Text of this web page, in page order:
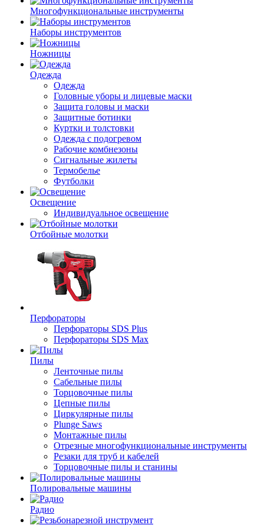
Многофункциональные инструменты
Наборы инструментов
Ножницы
Одежда
Одежда
Головные уборы и лицевые маски
Защита головы и маски
Защитные ботинки
Куртки и толстовки
Одежда с подогревом
Рабочие комбнезоны
Сигнальные жилеты
Термобелье
Футболки
Освещение
Индивидуальное освещение
Отбойные молотки
Перфораторы
Перфораторы SDS Plus
Перфораторы SDS Max
Пилы
Ленточные пилы
Сабельные пилы
Торцовочные пилы
Цепные пилы
Циркулярные пилы
Plunge Saws
Монтажные пилы
Отрезные многофункциональные инструменты
Резаки для труб и кабелей
Торцовочные пилы и станины
Полировальные машины
Радио